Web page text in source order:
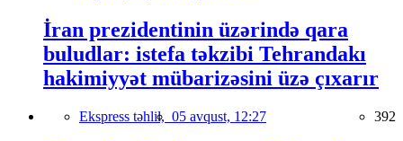
İran prezidentinin üzərində qara
buludlar: istefa təkzibi Tehrandakı
hakimiyyət mübarizəsini üzə çıxarır
Ekspress təhlil, 05 avqust, 12:27 392